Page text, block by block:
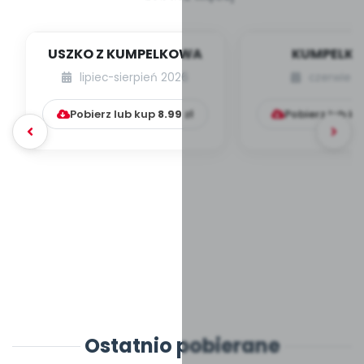
USZKO Z KUMPELKOWA
lipiec-sierpień 2026
Pobierz lub kup 8.99 zł Pobierz lub
Ostatnio pobierane